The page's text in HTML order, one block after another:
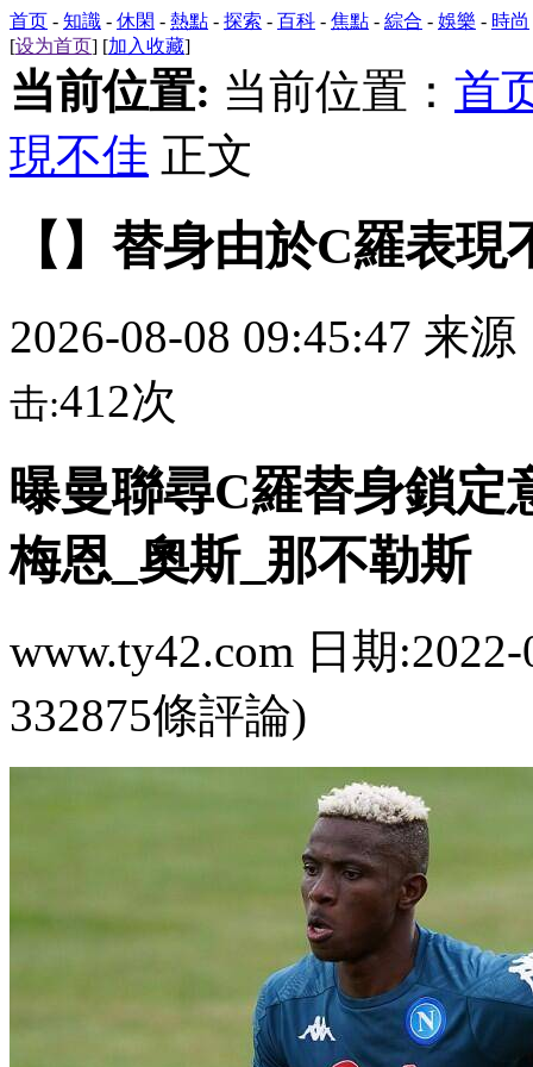
首页 - 知識 - 休閑 - 熱點 - 探索 - 百科 - 焦點 - 綜合 - 娛樂 - 時尚
[设为首页] [加入收藏]
当前位置: 当前位置： 首
現不佳 正文
【】替身由於C羅表現
2026-08-08 09:45:47 来源
击:412次
曝曼聯尋C羅替身鎖定
梅恩_奧斯_那不勒斯
www.ty42.com 日期
332875條評論)